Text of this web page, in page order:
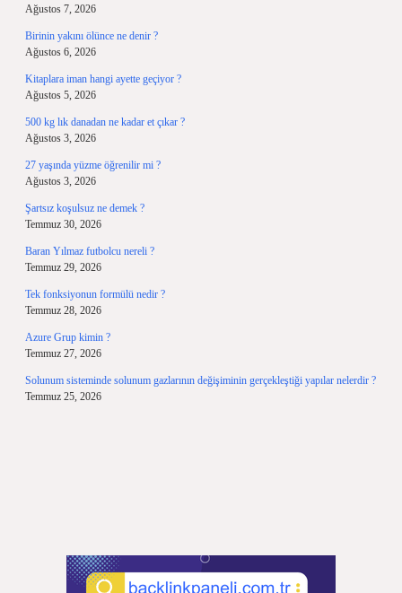
Ağustos 7, 2026
Birinin yakını ölünce ne denir ?
Ağustos 6, 2026
Kitaplara iman hangi ayette geçiyor ?
Ağustos 5, 2026
500 kg lık danadan ne kadar et çıkar ?
Ağustos 3, 2026
27 yaşında yüzme öğrenilir mi ?
Ağustos 3, 2026
Şartsız koşulsuz ne demek ?
Temmuz 30, 2026
Baran Yılmaz futbolcu nereli ?
Temmuz 29, 2026
Tek fonksiyonun formülü nedir ?
Temmuz 28, 2026
Azure Grup kimin ?
Temmuz 27, 2026
Solunum sisteminde solunum gazlarının değişiminin gerçekleştiği yapılar nelerdir ?
Temmuz 25, 2026